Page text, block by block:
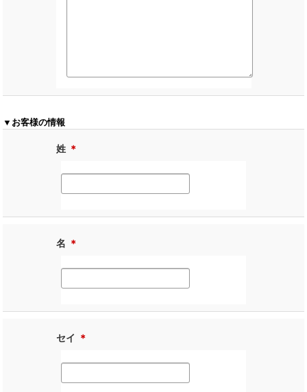
▼お客様の情報
姓 ＊
名 ＊
セイ ＊